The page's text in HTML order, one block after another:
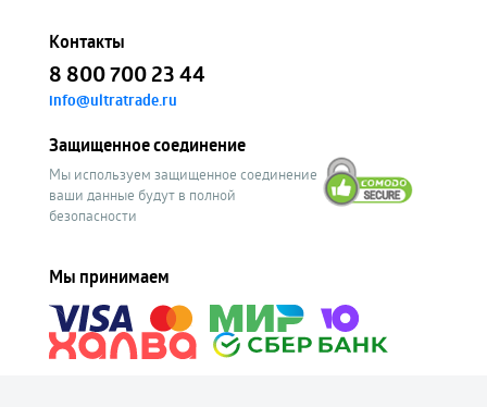
Контакты
8 800 700 23 44
info@ultratrade.ru
Защищенное соединение
Мы используем защищенное соединение
ваши данные будут в полной
безопасности
Мы принимаем